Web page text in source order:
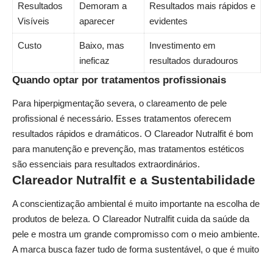
Resultados
Visíveis
Demoram a
aparecer
Resultados mais rápidos e
evidentes
Custo
Baixo, mas
ineficaz
Investimento em
resultados duradouros
Quando optar por tratamentos profissionais
Para hiperpigmentação severa, o clareamento de pele
profissional é necessário. Esses tratamentos oferecem
resultados rápidos e dramáticos. O Clareador Nutralfit é bom
para manutenção e prevenção, mas tratamentos estéticos
são essenciais para resultados extraordinários.
Clareador Nutralfit e a Sustentabilidade
A conscientização ambiental é muito importante na escolha de
produtos de beleza. O Clareador Nutralfit cuida da saúde da
pele e mostra um grande compromisso com o meio ambiente.
A marca busca fazer tudo de forma sustentável, o que é muito